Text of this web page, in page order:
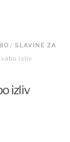
/SLAVINE ZA
izliv
izliv